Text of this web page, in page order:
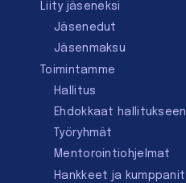
Liity jäseneksi
Jäsenedut
Jäsenmaksu
Toimintamme
Hallitus
Ehdokkaat hallitukseen
Työryhmät
Mentorointi­ohjelmat
Hankkeet ja kumppanit